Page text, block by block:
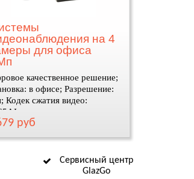
на 4
для офиса
качественное решение;
в офисе; Разрешение:
Кодек сжатия видео:
руб
Сервисный центр
GlazGo